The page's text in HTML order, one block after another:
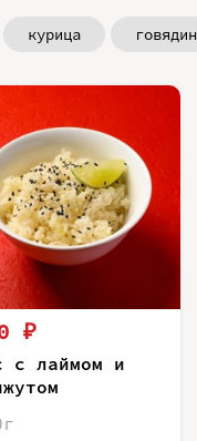
курица
₽
с лаймом и